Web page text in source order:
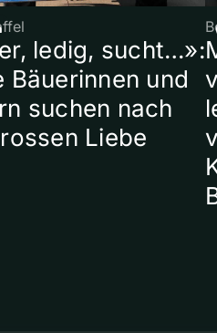
ledig, sucht…»:
Bäuerinnen und
suchen nach
Liebe